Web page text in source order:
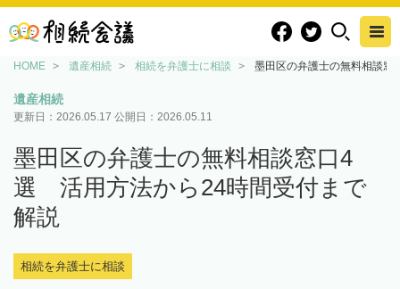
HOME 遺産相続 相続を弁護士に相談 墨田区の弁護士の無料相談
遺産相続
更新日： 2026.05.17 公開日： 2026.05.11
墨田区の弁護士の無料相談窓口4
選 活用方法から24時間受付まで
解説
相続を弁護士に相談